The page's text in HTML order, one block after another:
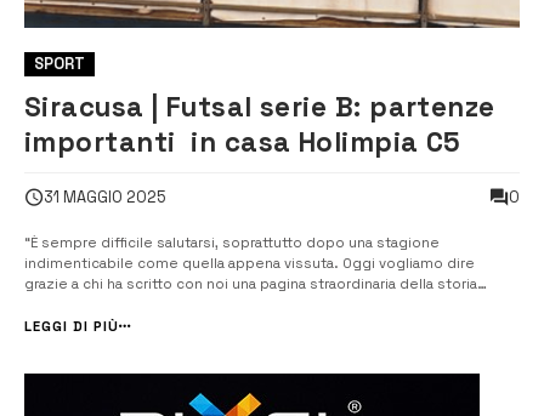
SPORT
Siracusa | Futsal serie B: partenze
importanti in casa Holimpia C5
31 MAGGIO 2025 0
“È sempre difficile salutarsi, soprattutto dopo una stagione
indimenticabile come quella appena vissuta. Oggi vogliamo dire
grazie a chi ha scritto con noi una pagina straordinaria della storia
più l’azzurro”, fa sapere la società azzurra presieduta da Concetto
LEGGI DI PIÙ